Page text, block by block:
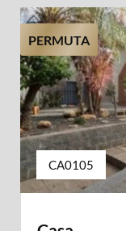
PERMUTA
CA0105